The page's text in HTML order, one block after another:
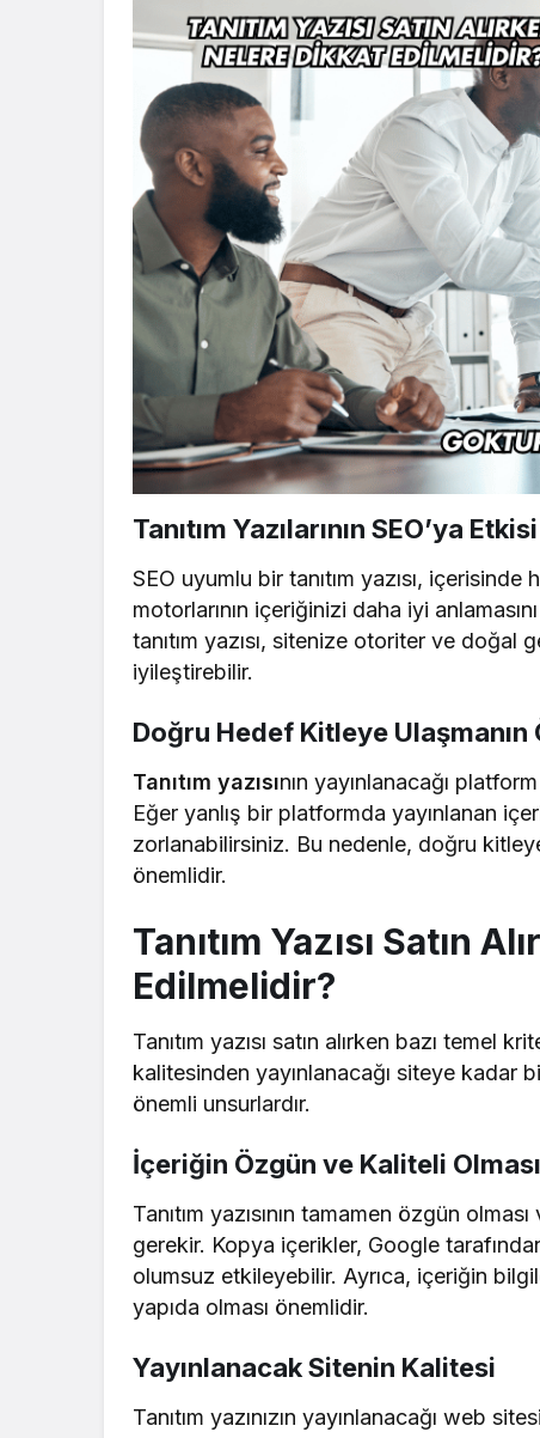
Tanıtım Yazılarının SEO’ya Etkisi
SEO uyumlu bir tanıtım yazısı,
motorlarının içeriğinizi daha iyi
tanıtım yazısı, sitenize otoriter ve doğal
iyileştirebilir.
Doğru Hedef Kitleye Ulaşmanın
Tanıtım yazısının yayınlanacağı
Eğer yanlış bir platformda yayınlanan
zorlanabilirsiniz. Bu nedenle, doğru
önemlidir.
Tanıtım Yazısı Satın
Edilmelidir?
Tanıtım yazısı satın alırken bazı temel
kalitesinden yayınlanacağı siteye kadar
önemli unsurlardır.
İçeriğin Özgün ve Kaliteli Olması
Tanıtım yazısının tamamen özgün
gerekir. Kopya içerikler, Google
olumsuz etkileyebilir. Ayrıca, içeriğin
yapıda olması önemlidir.
Yayınlanacak Sitenin Kalitesi
Tanıtım yazınızın yayınlanacağı web